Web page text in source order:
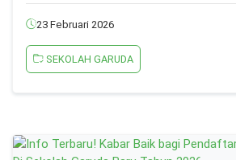
23 Februari 2026
SEKOLAH GARUDA